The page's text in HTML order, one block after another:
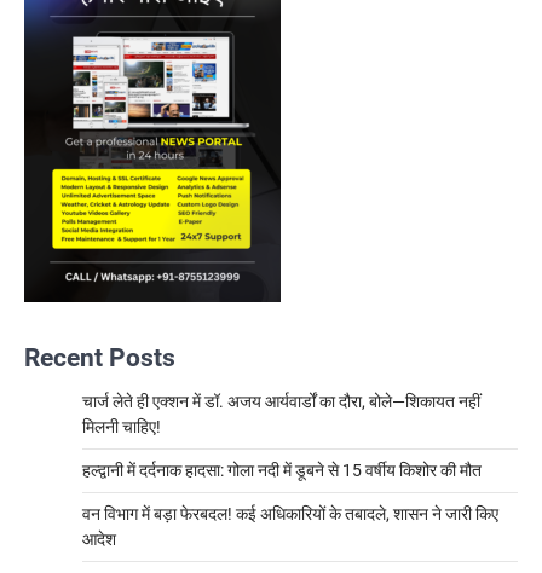
Recent Posts
चार्ज लेते ही एक्शन में डॉ. अजय आर्यवार्डों का दौरा, बोले—शिकायत नहीं
मिलनी चाहिए!
हल्द्वानी में दर्दनाक हादसा: गोला नदी में डूबने से 15 वर्षीय किशोर की मौत
वन विभाग में बड़ा फेरबदल! कई अधिकारियों के तबादले, शासन ने जारी किए
आदेश